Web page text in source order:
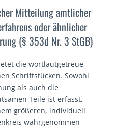
Mitteilung amtlicher
oder ähnlicher
(§ 353d Nr. 3 StGB)
die wortlautgetreue
Schriftstücken. Sowohl
als auch die
Teile ist erfasst,
größeren, individuell
wahrgenommen